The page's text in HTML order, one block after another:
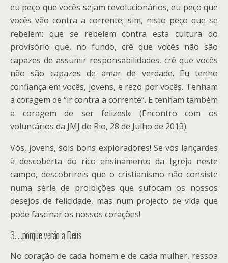
eu peço que vocês sejam revolucionários, eu peço que
vocês vão contra a corrente; sim, nisto peço que se
rebelem: que se rebelem contra esta cultura do
provisório que, no fundo, crê que vocês não são
capazes de assumir responsabilidades, crê que vocês
não são capazes de amar de verdade. Eu tenho
confiança em vocês, jovens, e rezo por vocês. Tenham
a coragem de “ir contra a corrente”. E tenham também
a coragem de ser felizes!» (Encontro com os
voluntários da JMJ do Rio, 28 de Julho de 2013).
Vós, jovens, sois bons exploradores! Se vos lançardes
à descoberta do rico ensinamento da Igreja neste
campo, descobrireis que o cristianismo não consiste
numa série de proibições que sufocam os nossos
desejos de felicidade, mas num projecto de vida que
pode fascinar os nossos corações!
3. …porque verão a Deus
No coração de cada homem e de cada mulher, ressoa